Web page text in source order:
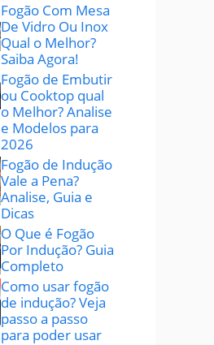
Fogão Com Mesa
De Vidro Ou Inox
Qual o Melhor?
Saiba Agora!
Fogão de Embutir
ou Cooktop qual
o Melhor? Analise
e Modelos para
2026
Fogão de Indução
Vale a Pena?
Analise, Guia e
Dicas
O Que é Fogão
Por Indução? Guia
Completo
Como usar fogão
de indução? Veja
passo a passo
para poder usar